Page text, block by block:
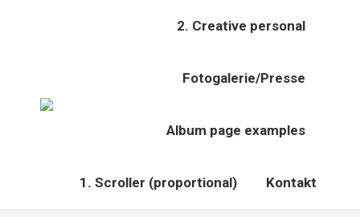
2. Creative personal
Fotogalerie/Presse
Album page examples
1. Scroller (proportional) Kontakt